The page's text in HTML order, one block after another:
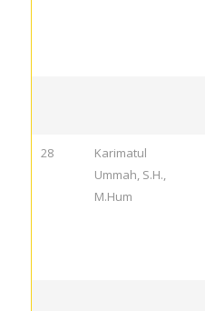
28
Karimatul
Ummah, S.H.,
M.Hum